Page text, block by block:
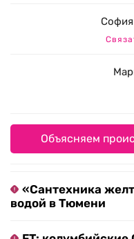
Объясняем
«Сантехника
водой в Тюмени